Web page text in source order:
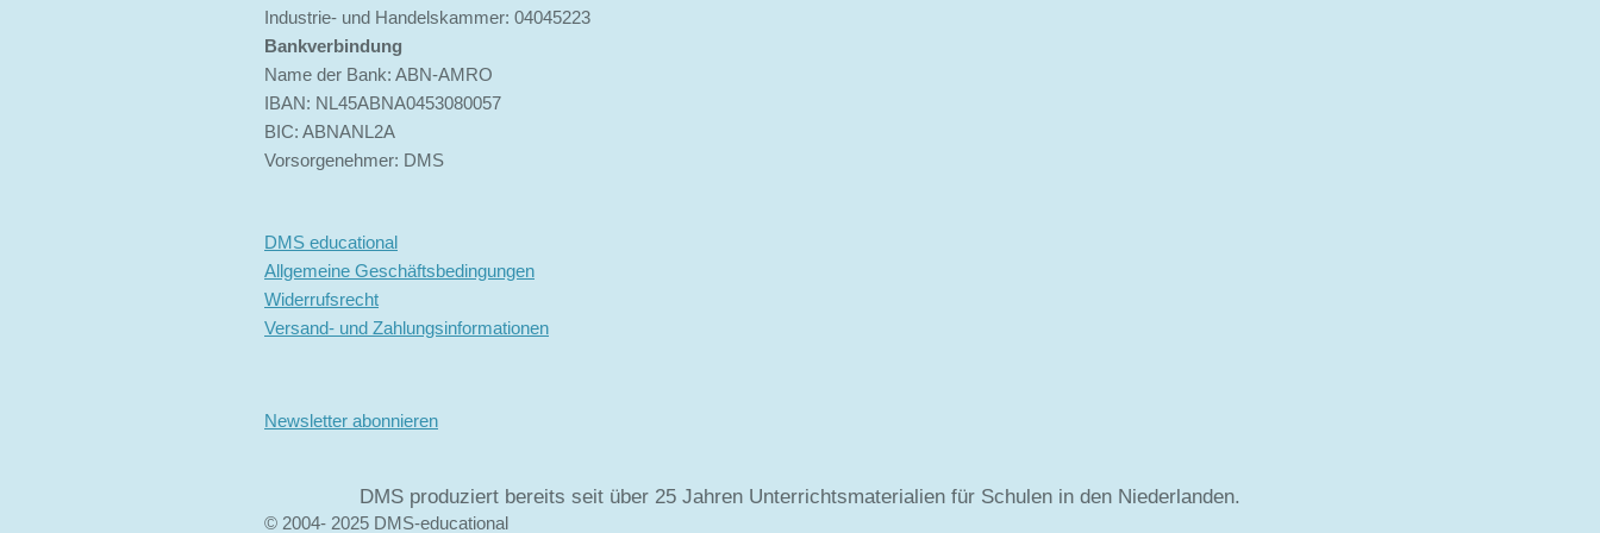
Industrie- und Handelskammer: 04045223
Bankverbindung
Name der Bank: ABN-AMRO
IBAN: NL45ABNA0453080057
BIC: ABNANL2A
Vorsorgenehmer: DMS
DMS educational
Allgemeine Geschäftsbedingungen
Widerrufsrecht
Versand- und Zahlungsinformationen
Newsletter abonnieren
DMS produziert bereits seit über 25 Jahren Unterrichtsmaterialien für Schulen in den Niederlanden.
© 2004- 2025 DMS-educational